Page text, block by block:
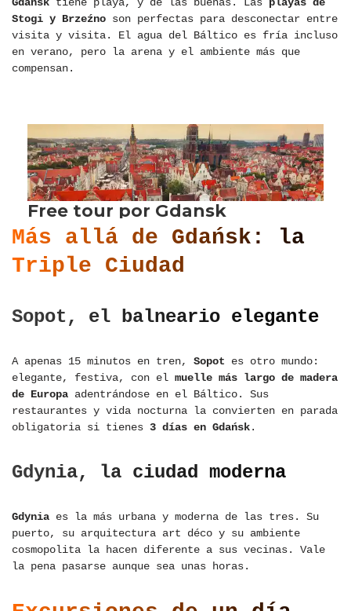
Gdańsk tiene playa, y de las buenas. Las
playas de
Stogi y Brzeźno son perfectas para desconectar entre
visita y visita. El agua del Báltico es fría incluso
en verano, pero la arena y el ambiente más que
compensan.
Más allá de Gdańsk: la
Triple Ciudad
Sopot, el balneario elegante
A apenas 15 minutos en tren, Sopot es otro mundo:
elegante, festiva, con el muelle más largo de madera
de Europa adentrándose en el Báltico. Sus
restaurantes y vida nocturna la convierten en parada
obligatoria si tienes 3 días en Gdańsk.
Gdynia, la ciudad moderna
Gdynia es la más urbana y moderna de las tres. Su
puerto, su arquitectura art déco y su ambiente
cosmopolita la hacen diferente a sus vecinas. Vale
la pena pasarse aunque sea unas horas.